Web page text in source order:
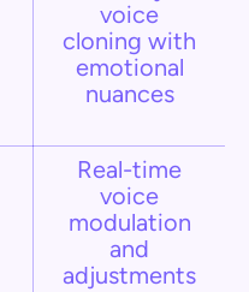
voice
cloning with
emotional
nuances
Real-time
voice
modulation
and
adjustments